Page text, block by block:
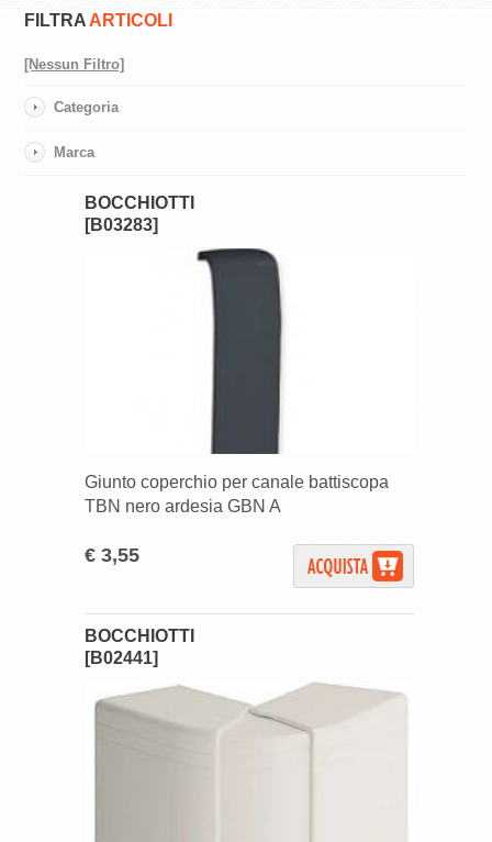
FILTRA ARTICOLI
[Nessun Filtro]
Categoria
Marca
BOCCHIOTTI
[B03283]
Giunto coperchio per canale battiscopa
TBN nero ardesia GBN A
€ 3,55
BOCCHIOTTI
[B02441]